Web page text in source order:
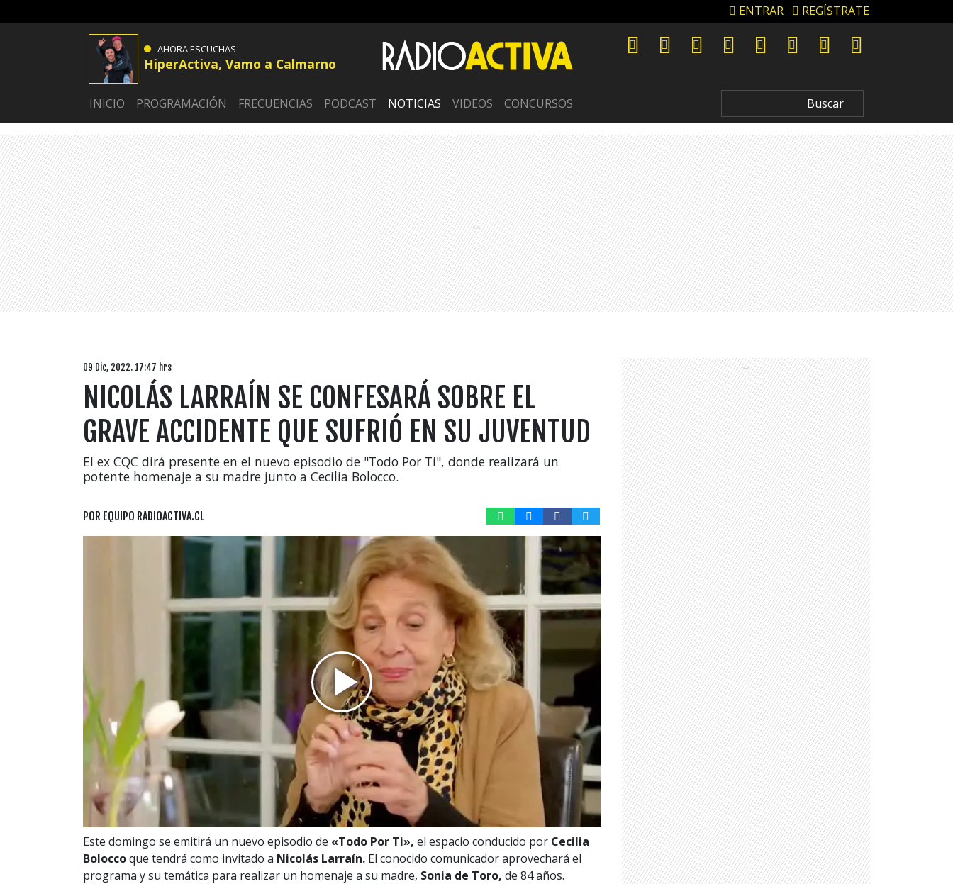
ENTRAR REGÍSTRATE
AHORA ESCUCHAS
HiperActiva, Vamo a Calmarno
INICIO PROGRAMACIÓN FRECUENCIAS PODCAST NOTICIAS VIDEOS CONCURSOS
09 Dic, 2022. 17:47 hrs
NICOLÁS LARRAÍN SE CONFESARÁ SOBRE EL
GRAVE ACCIDENTE QUE SUFRIÓ EN SU JUVENTUD
El ex CQC dirá presente en el nuevo episodio de "Todo Por Ti", donde realizará un
potente homenaje a su madre junto a Cecilia Bolocco.
POR EQUIPO RADIOACTIVA.CL
Este domingo se emitirá un nuevo episodio de «Todo Por Ti», el espacio conducido por Cecilia
Boloccoque tendrá como invitado a Nicolás Larraín. El conocido comunicador aprovechará el
programa y su temática para realizar un homenaje a su madre, Sonia de Toro, de 84 años.